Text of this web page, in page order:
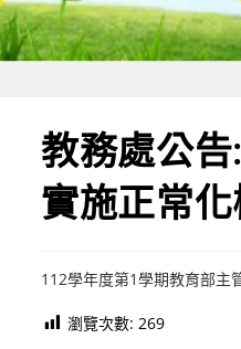
教務處公
實施正常
112學年度第1學期教育部主
瀏覽次數: 269